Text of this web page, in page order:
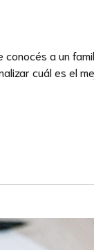
conocés a un
cuál es el